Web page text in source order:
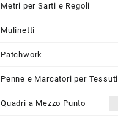
Metri per Sarti e Regoli
Mulinetti
Patchwork
Penne e Marcatori per Tessuti
Quadri a Mezzo Punto